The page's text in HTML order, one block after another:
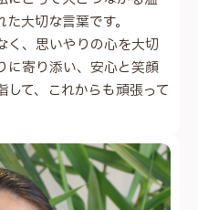
大切な言葉です。
く、思いやりの心を大切
に寄り添い、安心と笑顔
て、これからも頑張って